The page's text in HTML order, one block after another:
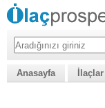
Anasayfa İlaçlar